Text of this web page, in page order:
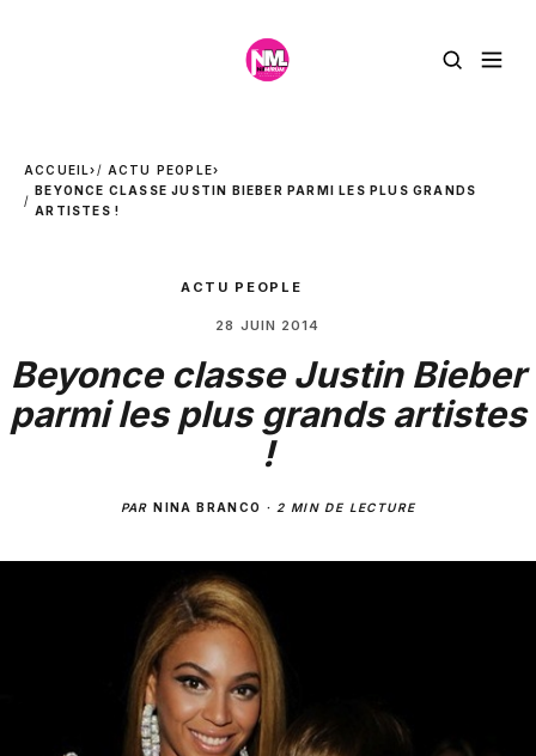
ACCUEIL› ACTU PEOPLE›
BEYONCE CLASSE JUSTIN BIEBER PARMI LES PLUS GRANDS
ARTISTES !
ACTU PEOPLE
28 JUIN 2014
Beyonce classe Justin Bieber
parmi les plus grands artistes
!
PARNINA BRANCO · 2 MIN DE LECTURE